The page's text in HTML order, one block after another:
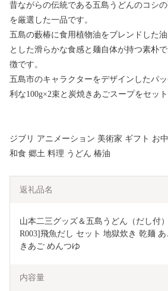
昔ながらの伝統である五島うどんのコシ
を厳選した一品です。
五島の藪椿に食用植物油をブレンドした
とした滑らかな食感と麺自体が持つ素朴
徴です。
五島市のキャラクターをデザインしたパ
利な100g×2束と炭焼きあごスープをセット
ジブリ アニメーション 美術家 ギフト お
和食 郷土 料理 うどん 椿油
返礼品名
山本二三グッズ＆五島うどん（だし付
R003]飛魚だし セット 地獄炊き 乾麺
きあご めんつゆ
内容量